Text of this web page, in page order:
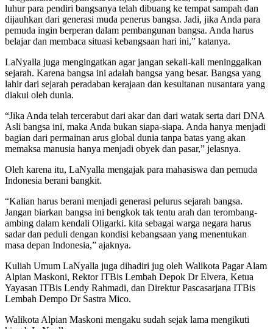
luhur para pendiri bangsanya telah dibuang ke tempat sampah dan
dijauhkan dari generasi muda penerus bangsa. Jadi, jika Anda para
pemuda ingin berperan dalam pembangunan bangsa. Anda harus
belajar dan membaca situasi kebangsaan hari ini,” katanya.
LaNyalla juga mengingatkan agar jangan sekali-kali meninggalkan
sejarah. Karena bangsa ini adalah bangsa yang besar. Bangsa yang
lahir dari sejarah peradaban kerajaan dan kesultanan nusantara yang
diakui oleh dunia.
“Jika Anda telah tercerabut dari akar dan dari watak serta dari DNA
Asli bangsa ini, maka Anda bukan siapa-siapa. Anda hanya menjadi
bagian dari permainan arus global dunia tanpa batas yang akan
memaksa manusia hanya menjadi obyek dan pasar,” jelasnya.
Oleh karena itu, LaNyalla mengajak para mahasiswa dan pemuda
Indonesia berani bangkit.
“Kalian harus berani menjadi generasi pelurus sejarah bangsa.
Jangan biarkan bangsa ini bengkok tak tentu arah dan terombang-
ambing dalam kendali Oligarki. kita sebagai warga negara harus
sadar dan peduli dengan kondisi kebangsaan yang menentukan
masa depan Indonesia,” ajaknya.
Kuliah Umum LaNyalla juga dihadiri jug oleh Walikota Pagar Alam
Alpian Maskoni, Rektor ITBis Lembah Depok Dr Elvera, Ketua
Yayasan ITBis Lendy Rahmadi, dan Direktur Pascasarjana ITBis
Lembah Dempo Dr Sastra Mico.
Walikota Alpian Maskoni mengaku sudah sejak lama mengikuti